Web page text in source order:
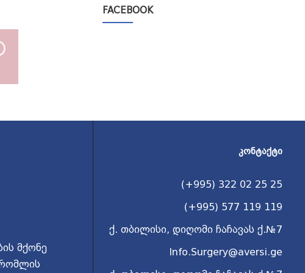
FACEBOOK
მქონე
რომლის
ᲙᲝᲜᲢᲐᲥᲢᲘ
(+995) 322 02 25 25
(+995) 577 119 119
ქ. თბილისი, დიღომი ჩაჩავას ქ.№7
Info.Surgery@aversi.ge